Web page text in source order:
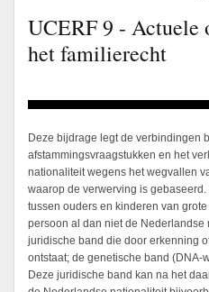
UCERF 9 -
het familierecht
Deze bijdrage legt de verbindingen
afstammingsvraagstukken en het
nationaliteit wegens het wegvallen
waarop de verwerving is
tussen ouders en kinderen van
persoon al dan niet de Nederlandse
juridische band die door erkenning
ontstaat; de genetische band
Deze juridische band kan na het